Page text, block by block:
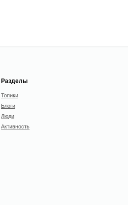
Разделы
Топики
Блоги
Люди
Активность